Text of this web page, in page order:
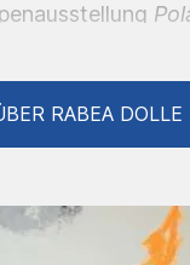
Sorry,
HBK
RABEA DOLLE